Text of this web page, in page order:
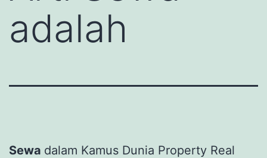
adalah
Sewa dalam Kamus Dunia Property Real